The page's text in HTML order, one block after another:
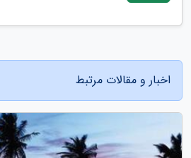
اخبار و مقالات مرتبط